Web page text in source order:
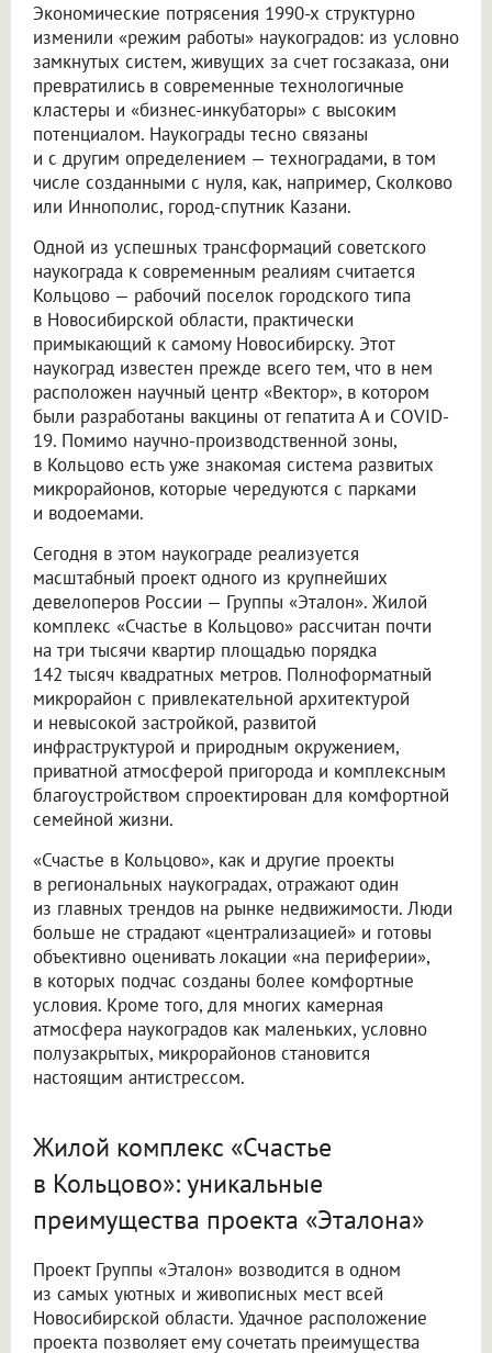
Экономические потрясения 1990-х структурно
изменили «режим работы» наукоградов: из условно
замкнутых систем, живущих за счет госзаказа, они
превратились в современные технологичные
кластеры и «бизнес-инкубаторы» с высоким
потенциалом. Наукограды тесно связаны
и с другим определением — техноградами, в том
числе созданными с нуля, как, например, Сколково
или Иннополис, город-спутник Казани.
Одной из успешных трансформаций советского
наукограда к современным реалиям считается
Кольцово — рабочий поселок городского типа
в Новосибирской области, практически
примыкающий к самому Новосибирску. Этот
наукоград известен прежде всего тем, что в нем
расположен научный центр «Вектор», в котором
были разработаны вакцины от гепатита А и COVID-
19. Помимо научно-производственной зоны,
в Кольцово есть уже знакомая система развитых
микрорайонов, которые чередуются с парками
и водоемами.
Сегодня в этом наукограде реализуется
масштабный проект одного из крупнейших
девелоперов России — Группы «Эталон». Жилой
комплекс «Счастье в Кольцово» рассчитан почти
на три тысячи квартир площадью порядка
142 тысяч квадратных метров. Полноформатный
микрорайон с привлекательной архитектурой
и невысокой застройкой, развитой
инфраструктурой и природным окружением,
приватной атмосферой пригорода и комплексным
благоустройством спроектирован для комфортной
семейной жизни.
«Счастье в Кольцово», как и другие проекты
в региональных наукоградах, отражают один
из главных трендов на рынке недвижимости. Люди
больше не страдают «централизацией» и готовы
объективно оценивать локации «на периферии»,
в которых подчас созданы более комфортные
условия. Кроме того, для многих камерная
атмосфера наукоградов как маленьких, условно
полузакрытых, микрорайонов становится
настоящим антистрессом.
Жилой комплекс «Счастье
в Кольцово»: уникальные
преимущества проекта «Эталона»
Проект Группы «Эталон» возводится в одном
из самых уютных и живописных мест всей
Новосибирской области. Удачное расположение
проекта позволяет ему сочетать преимущества